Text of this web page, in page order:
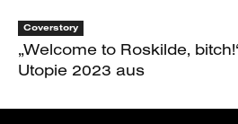
Coverstory
„Welcome to Roskilde,
Utopie 2023 aus